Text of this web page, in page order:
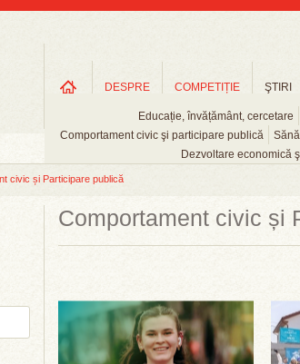
DESPRE COMPETIȚIE ŞTIRI
Educație, învățământ, cercetare
Comportament civic şi participare publică
Dezvoltare economică
civic și Participare publică
Comportament civic și